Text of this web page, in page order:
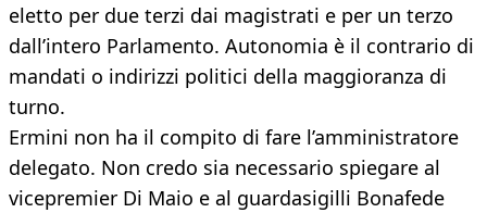
eletto per due terzi dai magistrati e per un terzo
dall’intero Parlamento. Autonomia è il contrario di
mandati o indirizzi politici della maggioranza di
turno.
Ermini non ha il compito di fare l’amministratore
delegato. Non credo sia necessario spiegare al
vicepremier Di Maio e al guardasigilli Bonafede